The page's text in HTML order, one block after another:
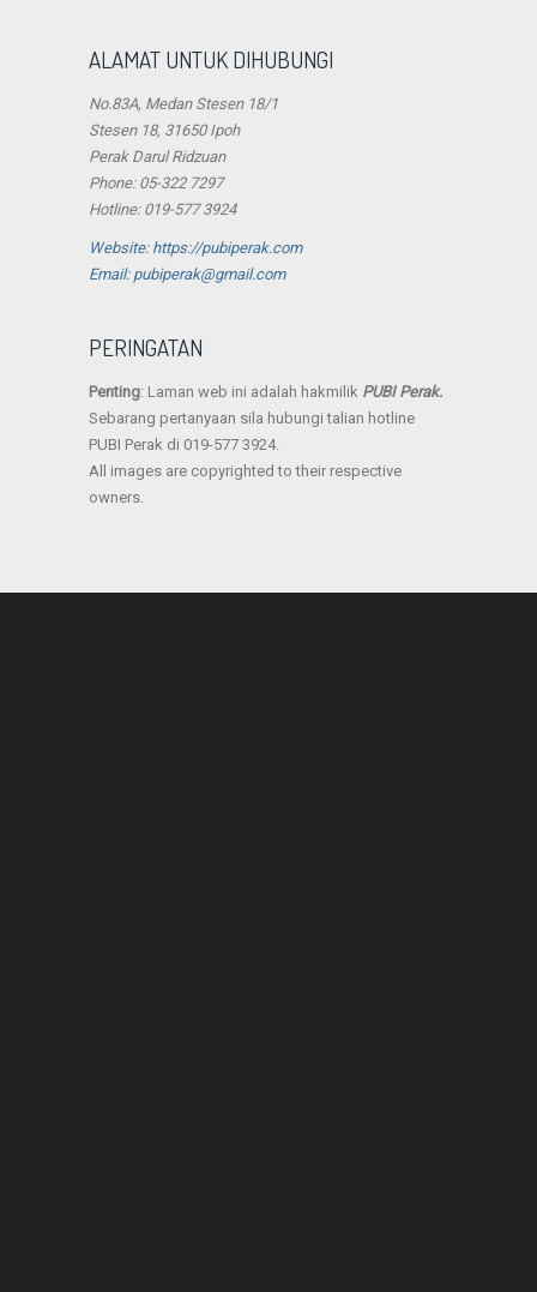
ALAMAT UNTUK DIHUBUNGI
No.83A, Medan Stesen 18/1
Stesen 18, 31650 Ipoh
Perak Darul Ridzuan
Phone: 05-322 7297
Hotline: 019-577 3924
Website: https://pubiperak.com
Email: pubiperak@gmail.com
PERINGATAN
Penting: Laman web ini adalah hakmilik PUBI Perak.
Sebarang pertanyaan sila hubungi talian hotline
PUBI Perak di 019-577 3924.
All images are copyrighted to their respective
owners.